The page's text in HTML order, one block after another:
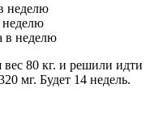
неделю
неделю
в неделю
80 кг. и решили идти
мг. Будет 14 недель.